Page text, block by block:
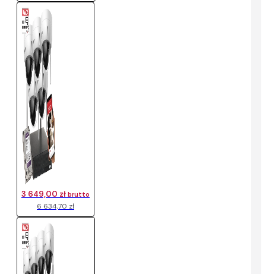
6 634,70 zł
3 649,00 zł brutto